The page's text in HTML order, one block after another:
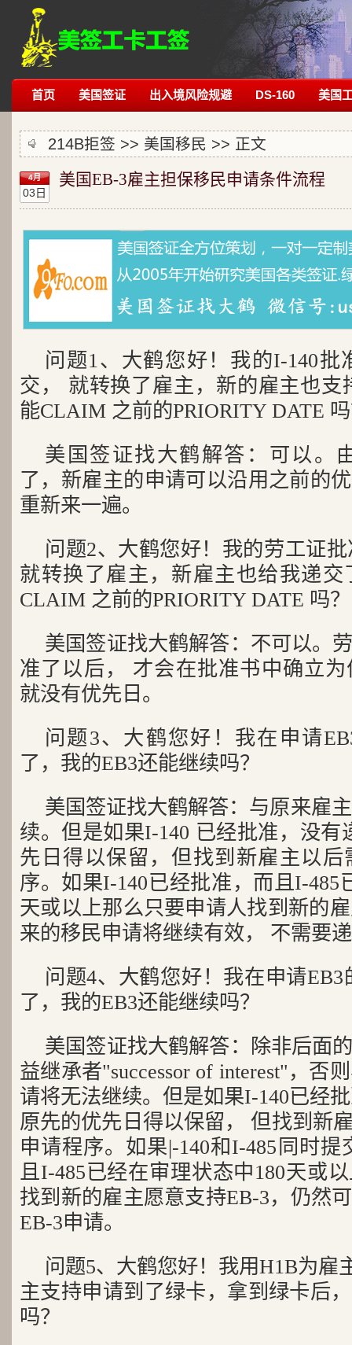
首页 美国签证 出入境风险规避 DS-160 美国
214B拒签 >> 美国移民 >> 正文
4月
03日
美国EB-3雇主担保移民申请条件流程
问题1、大鹤您好！我的I-140批
交， 就转换了雇主，新的雇主也支
能CLAIM 之前的PRIORITY DATE
美国签证找大鹤解答：可以。
了，新雇主的申请可以沿用之前的
重新来一遍。
问题2、大鹤您好！我的劳工证
就转换了雇主，新雇主也给我递
CLAIM 之前的PRIORITY DATE 吗？
美国签证找大鹤解答：不可以。
准了以后， 才会在批准书中确立
就没有优先日。
问题3、大鹤您好！我在申请
了，我的EB3还能继续吗？
美国签证找大鹤解答：与原来雇
续。但是如果I-140 已经批准，没有
先日得以保留，但找到新雇主以
序。如果I-140已经批准，而且I-485
天或以上那么只要申请人找到新的
来的移民申请将继续有效， 不需要
问题4、大鹤您好！我在申请
了，我的EB3还能继续吗？
美国签证找大鹤解答：除非后面
益继承者"successor of interest"，否
请将无法继续。但是如果I-140已经
原先的优先日得以保留， 但找到新
申请程序。如果|-140和I-485同时提
且I-485已经在审理状态中180天或
找到新的雇主愿意支持EB-3，仍然
EB-3申请。
问题5、大鹤您好！我用H1B为雇
主支持申请到了绿卡，拿到绿卡后
吗？